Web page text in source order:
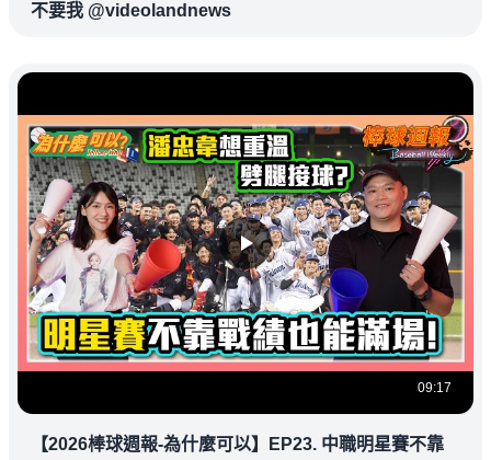
不要我 @videolandnews
09:17
【2026棒球週報-為什麼可以】EP23. 中職明星賽不靠